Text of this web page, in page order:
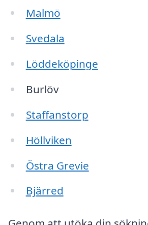
Malmö
Svedala
Löddeköpinge
Burlöv
Staffanstorp
Höllviken
Östra Grevie
Bjärred